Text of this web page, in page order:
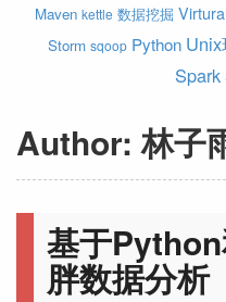
Maven kettle 数据挖掘
Storm sqoop Python
Spark
Author:林子
基于
胖数据分析